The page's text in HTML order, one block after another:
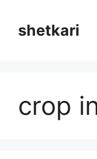
contentshetkari
crop